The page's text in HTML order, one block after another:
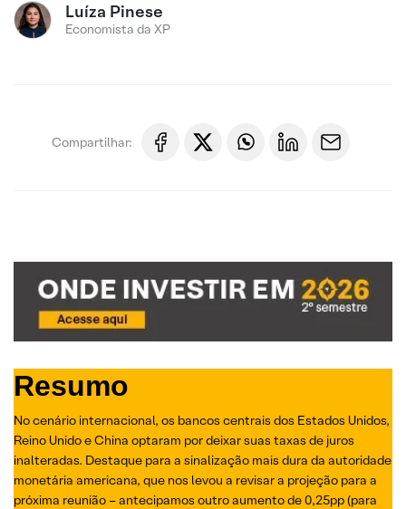
Luíza Pinese
Economista da XP
Compartilhar:
Resumo
No cenário internacional, os bancos centrais dos Estados Unidos,
Reino Unido e China optaram por deixar suas taxas de juros
inalteradas. Destaque para a sinalização mais dura da autoridade
monetária americana, que nos levou a revisar a projeção para a
próxima reunião – antecipamos outro aumento de 0,25pp (para